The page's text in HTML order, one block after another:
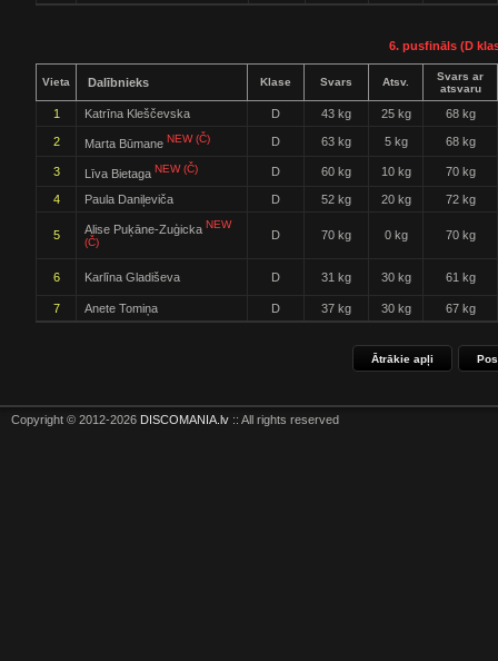
6. pusfināls (D
Vieta Dalībnieks Klase Svars Atsv.
Svars ar
atsvaru
1 Katrīna Kleščevska D 43 kg 25 kg 68 kg
2 Marta Būmane NEW (Č) D 63 kg 5 kg 68 kg
3 Līva Bietaga NEW (Č) D 60 kg 10 kg 70 kg
4 Paula Daniļeviča D 52 kg 20 kg 72 kg
5 Alise Puķāne-Zuģicka NEW
(Č)
D 70 kg 0 kg 70 kg
6 Karlīna Gladiševa D 31 kg 30 kg 61 kg
7 Anete Tomiņa D 37 kg 30 kg 67 kg
Ātrākie apļi
Copyright © 2012-2026 DISCOMANIA.lv :: All rights reserved